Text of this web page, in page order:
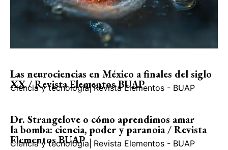
Las neurociencias en México a finales del siglo
XX / Revista Elementos BUAP
Ciencia y tecnología| Revista Elementos - BUAP
Dr. Strangelove o cómo aprendimos amar
la bomba: ciencia, poder y paranoia / Revista
Elementos BUAP
Ciencia y tecnología Revista Elementos - BUAP